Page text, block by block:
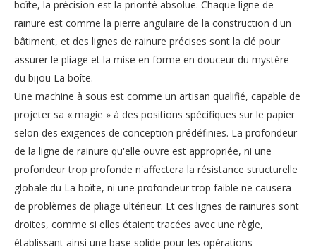
boîte, la précision est la priorité absolue. Chaque ligne de
rainure est comme la pierre angulaire de la construction d'un
bâtiment, et des lignes de rainure précises sont la clé pour
assurer le pliage et la mise en forme en douceur du mystère
du bijou La boîte.
Une machine à sous est comme un artisan qualifié, capable de
projeter sa « magie » à des positions spécifiques sur le papier
selon des exigences de conception prédéfinies. La profondeur
de la ligne de rainure qu'elle ouvre est appropriée, ni une
profondeur trop profonde n'affectera la résistance structurelle
globale du La boîte, ni une profondeur trop faible ne causera
de problèmes de pliage ultérieur. Et ces lignes de rainures sont
droites, comme si elles étaient tracées avec une règle,
établissant ainsi une base solide pour les opérations